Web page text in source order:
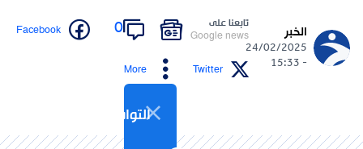
الخبر
24/02/2025
- 15:33
تابعنا على
Google news
0
Facebook
Twitter
More
التواصل الاجتماعي